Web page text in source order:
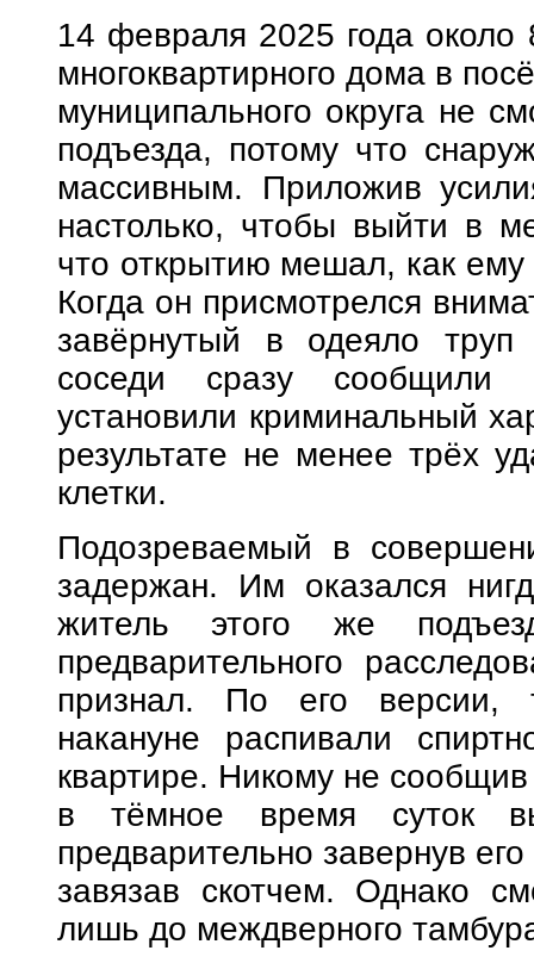
14 февраля 2025 года около
многоквартирного дома в
муниципального округа не
подъезда, потому что
массивным. Приложив
настолько, чтобы выйти в
что открытию мешал, как ему
Когда он присмотрелся
завёрнутый в одеяло
соседи сразу сообщили
установили криминальный
результате не менее трёх
клетки.
Подозреваемый в
задержан. Им оказался
житель этого же
предварительного
признал. По его версии,
накануне распивали
квартире. Никому не
в тёмное время суток
предварительно завернув
завязав скотчем. Однако
лишь до междверного